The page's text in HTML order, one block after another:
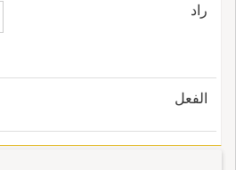
راد
الفعل